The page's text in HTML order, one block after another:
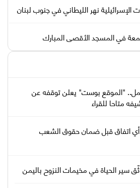
الإسرائيلية نهر الليطاني في جنوب لبنان
"الموقع بوست" يعلن توقفه عن
متاحا للقراء
أي اتفاق قبل ضمان حقوق الشعب
الحياة في مخيمات النزوح باليمن